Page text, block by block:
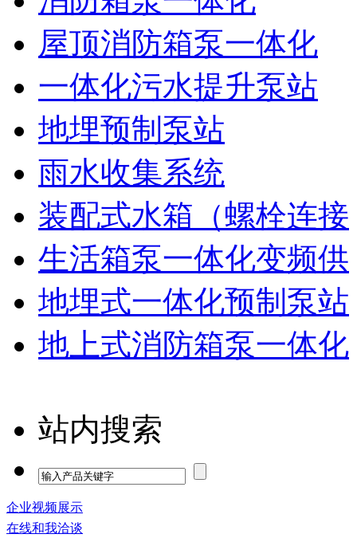
屋顶消防箱泵一体化
一体化污水提升泵站
地埋预制泵站
雨水收集系统
装配式水箱（螺栓连接
生活箱泵一体化变频供
地埋式一体化预制泵站
地上式消防箱泵一体化
站内搜索
企业视频展示
在线和我洽谈